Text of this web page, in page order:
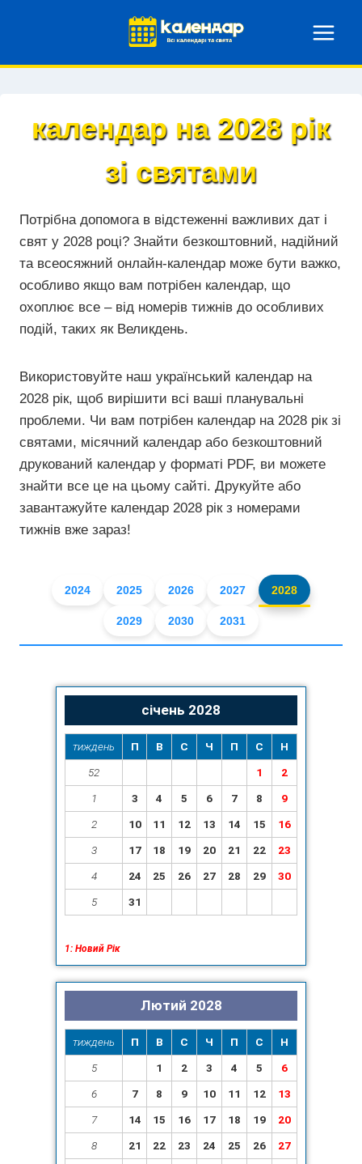
календар на 2028 рік
зі святами
Потрібна допомога в відстеженні важливих дат і
свят у 2028 році? Знайти безкоштовний, надійний
та всеосяжний онлайн-календар може бути важко,
особливо якщо вам потрібен календар, що
охоплює все – від номерів тижнів до особливих
подій, таких як Великдень.
Використовуйте наш український календар на
2028 рік, щоб вирішити всі ваші планувальні
проблеми. Чи вам потрібен календар на 2028 рік зі
святами, місячний календар або безкоштовний
друкований календар у форматі PDF, ви можете
знайти все це на цьому сайті. Друкуйте або
завантажуйте календар 2028 рік з номерами
тижнів вже зараз!
2024 2025 2026 2027 2028
2029 2030 2031
січень 2028
тиждень П В С Ч П С
Н
52
1
2
1
3 4 5 6 7 8
9
2
10 11 12 13 14 15
16
3
17 18 19 20 21 22
23
4
24 25 26 27 28 29
30
5
31
1: Новий Рік
Лютий 2028
тиждень П В С Ч П С
Н
5
1 2 3 4 5
6
6
7 8 9 10 11 12
13
7
14 15 16 17 18 19
20
8
21 22 23 24 25 26
27